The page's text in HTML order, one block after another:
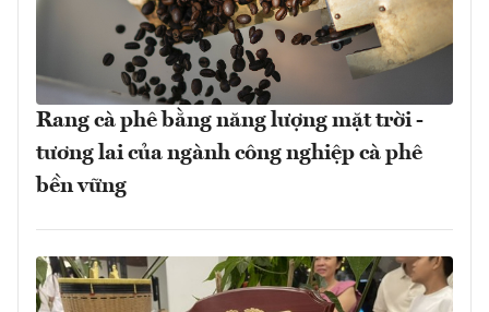
Rang cà phê bằng năng lượng mặt trời -
tương lai của ngành công nghiệp cà phê
bền vững